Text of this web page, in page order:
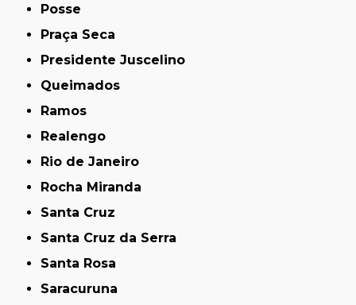
Posse
Praça Seca
Presidente Juscelino
Queimados
Ramos
Realengo
Rio de Janeiro
Rocha Miranda
Santa Cruz
Santa Cruz da Serra
Santa Rosa
Saracuruna